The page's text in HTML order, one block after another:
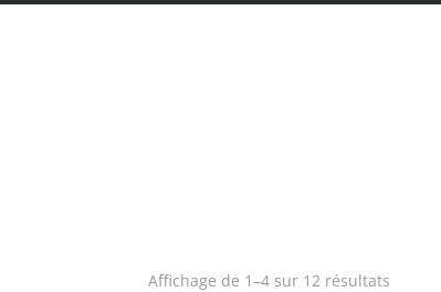
Affichage de 1–4 sur 12 résultats